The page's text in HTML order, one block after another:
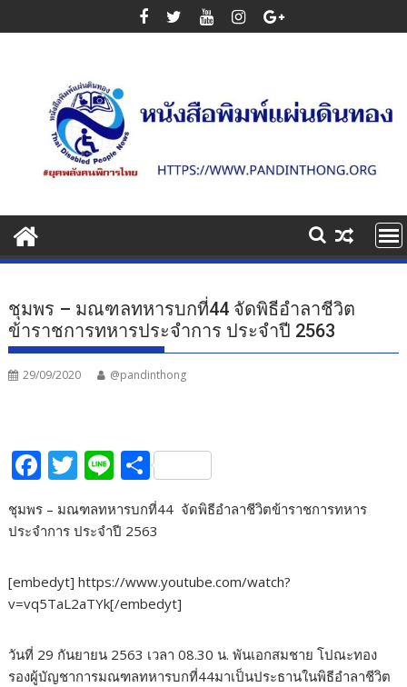
to
ชุมพร – มณฑลทหารบกที่44 จัดพิธีอำลาชีวิต
ข้าราชการทหารประจำการ ประจำปี 2563
29/09/2020 @pandinthong
F
e
o
o
T
itt
Li
e
S
h
ar
ชุมพร – มณฑลทหารบกที่44 จัดพิธีอำลาชีวิตข้าราชการทหาร
ประจำการ ประจำปี 2563
[embedyt] https://www.youtube.com/watch?
v=vq5TaL2aTYk[/embedyt]
วันที่ 29 กันยายน 2563 เวลา 08.30 น. พันเอกสมชาย โปณะทอง
รองผู้บัญชาการมณฑลทหารบกที่44มาเป็นประธานในพิธีอำลาชีวิต